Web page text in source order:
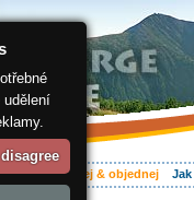
Hledej & objednej
udělení
I disagree